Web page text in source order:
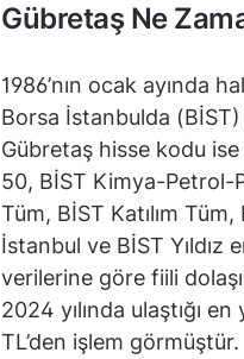
Gübretaş Ne
1986’nın ocak ayında
Borsa İstanbulda
Gübretaş hisse kodu
50, BİST Kimya-Petrol-
Tüm, BİST Katılım Tüm,
İstanbul ve BİST Yıldız
verilerine göre fiili
2024 yılında ulaştığı
TL’den işlem görmüştür.